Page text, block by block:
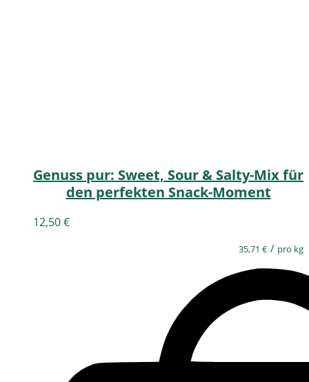
Genuss pur: Sweet, Sour & Salty-Mix für
den perfekten Snack-Moment
12,50€
35,71 € / pro kg